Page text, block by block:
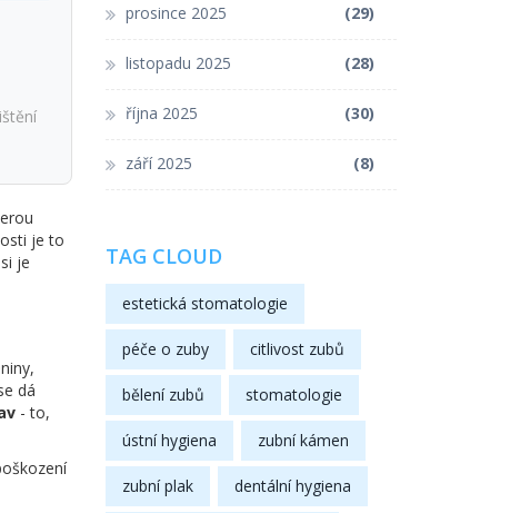
je to
je
dá
- to,
prosince 2025 (29)
listopadu 2025 (28)
října 2025 (30)
září 2025 (8)
TAG CLOUD
estetická stomatologie
péče o zuby citlivost zubů
bělení zubů stomatologie
ústní hygiena zubní kámen
zubní plak dentální hygiena